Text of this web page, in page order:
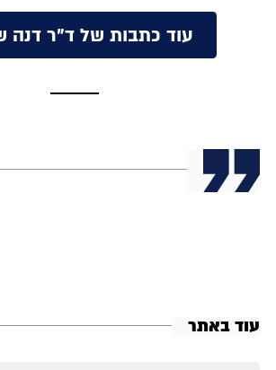
עוד כתבות של ד"ר דנה
עוד באתר